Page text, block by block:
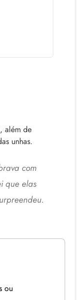
além de
unhas.
com
que elas
ou